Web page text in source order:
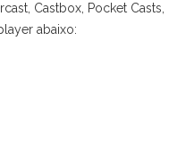
Castbox, Pocket Casts,
abaixo: